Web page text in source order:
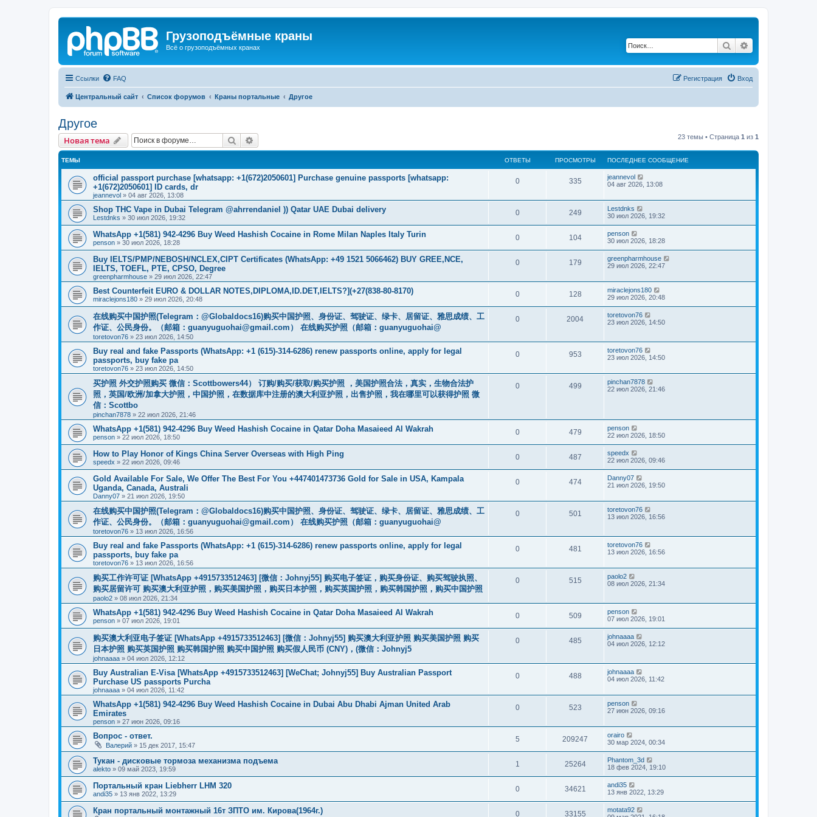
Грузоподъёмные краны
Всё о грузоподъёмных кранах Поиск
Ссылки FAQ Вход
Регистрация
Центральный сайт Список форумов Краны портальные Другое
Другое
Новая тема Поиск 23 темы • Страница 1 из 1
ТЕМЫ ОТВЕТЫ ПРОСМОТРЫ ПОСЛЕДНЕЕ СООБЩЕНИЕ
official passport purchase [whatsapp: +1(672)2050601] Purchase genuine passports [whatsapp:
+1(672)2050601] ID cards, dr
jeannevol » 04 авг 2026, 13:08
0 335
jeannevol
04 авг 2026, 13:08
Shop THC Vape in Dubai Telegram @ahrrendaniel )) Qatar UAE Dubai delivery
Lestdnks » 30 июл 2026, 19:32
0 249
Lestdnks
30 июл 2026, 19:32
WhatsApp +1(581) 942-4296 Buy Weed Hashish Cocaine in Rome Milan Naples Italy Turin
penson » 30 июл 2026, 18:28
0 104
penson
30 июл 2026, 18:28
Buy IELTS/PMP/NEBOSH/NCLEX,CIPT Certificates (WhatsApp: +49 1521 5066462) BUY GREE,NCE,
IELTS, TOEFL, PTE, CPSO, Degree
greenpharmhouse » 29 июл 2026, 22:47
0 179
greenpharmhouse
29 июл 2026, 22:47
Best Counterfeit EURO & DOLLAR NOTES,DIPLOMA,ID.DET,IELTS?](+27(838-80-8170)
miraclejons180 » 29 июл 2026, 20:48
0 128
miraclejons180
29 июл 2026, 20:48
在线购买中国护照(Telegram：@Globaldocs16)购买中国护照、身份证、驾驶证、绿卡、居留证、雅思成绩、工
作证、公民身份。（邮箱： guanyuguohai@gmail.com ） 在线购买护照（邮箱：guanyuguohai@
toretovon76 » 23 июл 2026, 14:50
0 2004
toretovon76
23 июл 2026, 14:50
Buy real and fake Passports (WhatsApp: +1 (615)-314-6286) renew passports online, apply for legal
passports, buy fake pa
toretovon76 » 23 июл 2026, 14:50
0 953
toretovon76
23 июл 2026, 14:50
买护照 外交护照购买 微信：Scottbowers44） 订购/购买/获取/购买护照 ，美国护照合法，真实，生物合法护
照，英国/欧洲/加拿大护照，中国护照，在数据库中注册的澳大利亚护照，出售护照，我在哪里可以获得护照 微
信：Scottbo
pinchan7878 » 22 июл 2026, 21:46
0 499
pinchan7878
22 июл 2026, 21:46
WhatsApp +1(581) 942-4296 Buy Weed Hashish Cocaine in Qatar Doha Masaieed Al Wakrah
penson » 22 июл 2026, 18:50
0 479
penson
22 июл 2026, 18:50
How to Play Honor of Kings China Server Overseas with High Ping
speedx » 22 июл 2026, 09:46
0 487
speedx
22 июл 2026, 09:46
Gold Available For Sale, We Offer The Best For You +447401473736 Gold for Sale in USA, Kampala
Uganda, Canada, Australi
Danny07 » 21 июл 2026, 19:50
0 474
Danny07
21 июл 2026, 19:50
在线购买中国护照(Telegram：@Globaldocs16)购买中国护照、身份证、驾驶证、绿卡、居留证、雅思成绩、工
作证、公民身份。（邮箱： guanyuguohai@gmail.com ） 在线购买护照（邮箱：guanyuguohai@
toretovon76 » 13 июл 2026, 16:56
0 501
toretovon76
13 июл 2026, 16:56
Buy real and fake Passports (WhatsApp: +1 (615)-314-6286) renew passports online, apply for legal
passports, buy fake pa
toretovon76 » 13 июл 2026, 16:56
0 481
toretovon76
13 июл 2026, 16:56
购买工作许可证 [WhatsApp +4915733512463] [微信：Johnyj55] 购买电子签证，购买身份证、购买驾驶执照、
购买居留许可 购买澳大利亚护照，购买美国护照，购买日本护照，购买英国护照，购买韩国护照，购买中国护照
paolo2 » 08 июл 2026, 21:34
0 515
paolo2
08 июл 2026, 21:34
WhatsApp +1(581) 942-4296 Buy Weed Hashish Cocaine in Qatar Doha Masaieed Al Wakrah
penson » 07 июл 2026, 19:01
0 509
penson
07 июл 2026, 19:01
购买澳大利亚电子签证 [WhatsApp +4915733512463] [微信：Johnyj55] 购买澳大利亚护照 购买美国护照 购买
日本护照 购买英国护照 购买韩国护照 购买中国护照 购买假人民币 (CNY)，(微信：Johnyj5
johnaaaa » 04 июл 2026, 12:12
0 485
johnaaaa
04 июл 2026, 12:12
Buy Australian E-Visa [WhatsApp +4915733512463] [WeChat; Johnyj55] Buy Australian Passport
Purchase US passports Purcha
johnaaaa » 04 июл 2026, 11:42
0 488
johnaaaa
04 июл 2026, 11:42
WhatsApp +1(581) 942-4296 Buy Weed Hashish Cocaine in Dubai Abu Dhabi Ajman United Arab
Emirates
penson » 27 июн 2026, 09:16
0 523
penson
27 июн 2026, 09:16
Вопрос - ответ.
Валерий » 15 дек 2017, 15:47
5 209247
orairo
30 мар 2024, 00:34
Тукан - дисковые тормоза механизма подъема
alekto » 09 май 2023, 19:59
1 25264
Phantom_3d
18 фев 2024, 19:10
Портальный кран Liebherr LHM 320
andi35 » 13 янв 2022, 13:29
0 34621
andi35
13 янв 2022, 13:29
Кран портальный монтажный 16т ЗПТО им. Кирова(1964г.) 0 33155
motata92